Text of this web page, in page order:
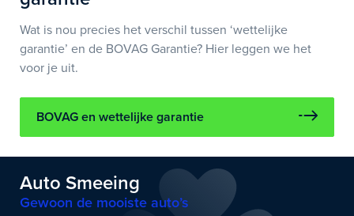
Wat is nou precies het verschil tussen ‘wettelijke
garantie’ en de BOVAG Garantie? Hier leggen we het
voor je uit.
BOVAG en wettelijke garantie
Auto Smeeing
Gewoon de mooiste auto’s